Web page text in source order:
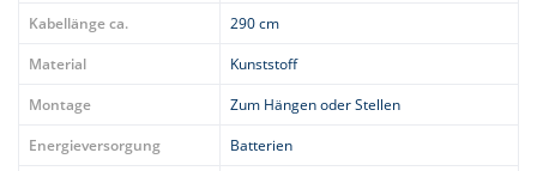
Kabellänge ca.
290 cm
Material
Kunststoff
Montage
Zum Hängen oder Stellen
Energieversorgung
Batterien